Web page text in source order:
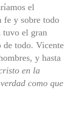
el
fe y sobre todo
tuvo el gran
de todo. Vicente
y hasta
en la
como que